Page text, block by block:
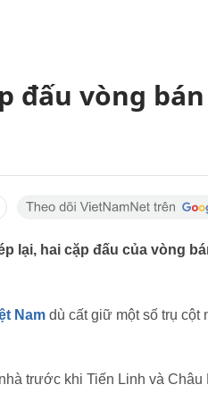
đấu vòng bán
lại, hai cặp đấu của vòng
Nam dù cất giữ một số trụ cột
trước khi Tiến Linh và Châu